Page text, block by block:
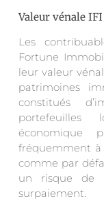
Valeur vénale
Les
Fortune
leur valeur
patrimoines
constitués
portefeuilles
économique
fréquemment
comme par
un risque de
surpaiement.